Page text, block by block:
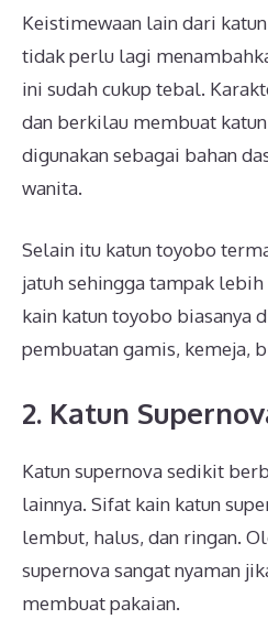
Keistimewaan lain dari
tidak perlu lagi
ini sudah cukup tebal.
dan berkilau membuat
digunakan sebagai bahan
wanita.
Selain itu katun toyobo
jatuh sehingga tampak lebih
kain katun toyobo biasanya
pembuatan gamis, kemeja,
2. Katun
Katun supernova sedikit
lainnya. Sifat kain katun
lembut, halus, dan ringan.
supernova sangat nyaman
membuat pakaian.